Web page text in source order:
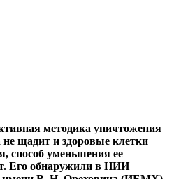
методика уничтожения
щадит и здоровые клетки
способ уменьшения ее
Его обнаружили в НИИ